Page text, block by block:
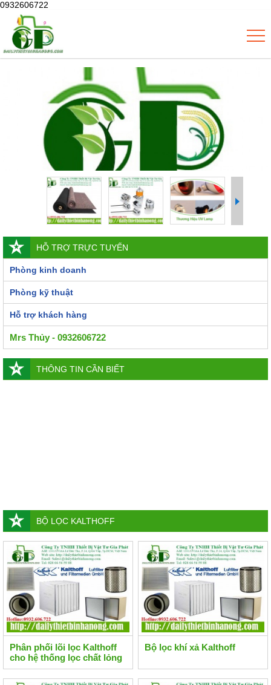
0932606722
HỖ TRỢ TRỰC TUYẾN
Phòng kinh doanh
Phòng kỹ thuật
Hỗ trợ khách hàng
Mrs Thủy - 0932606722
THÔNG TIN CẦN BIẾT
BỘ LỌC KALTHOFF
Phân phối lõi lọc Kalthoff
cho hệ thống lọc chất lỏng
Bộ lọc khí xả Kalthoff